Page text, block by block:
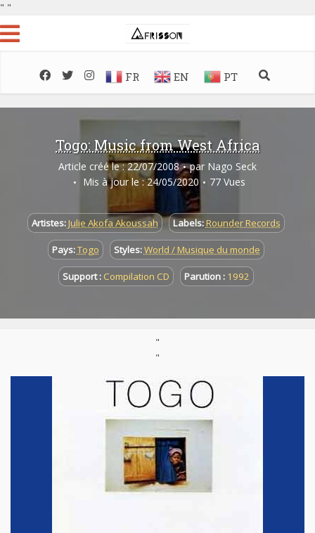
" "
FR EN PT
Togo: Music from West Africa
Article créé le : 22/07/2008 par Nago Seck
Mis à jour le : 24/05/2020
77 Vues
Artistes: Julie Akofa Akoussah Labels:Rounder Records
Pays:Togo Styles:World / Musique du monde
Support : Compilation CD Parution : 1992
"
"